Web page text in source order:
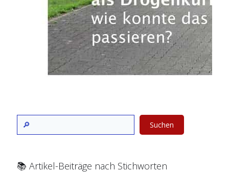
Suchen
📚 Artikel-Beiträge nach Stichworten